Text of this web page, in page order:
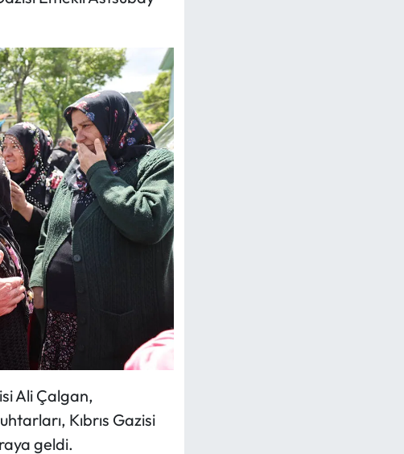
Ali Çalgan,
Kıbrıs Gazisi
geldi.